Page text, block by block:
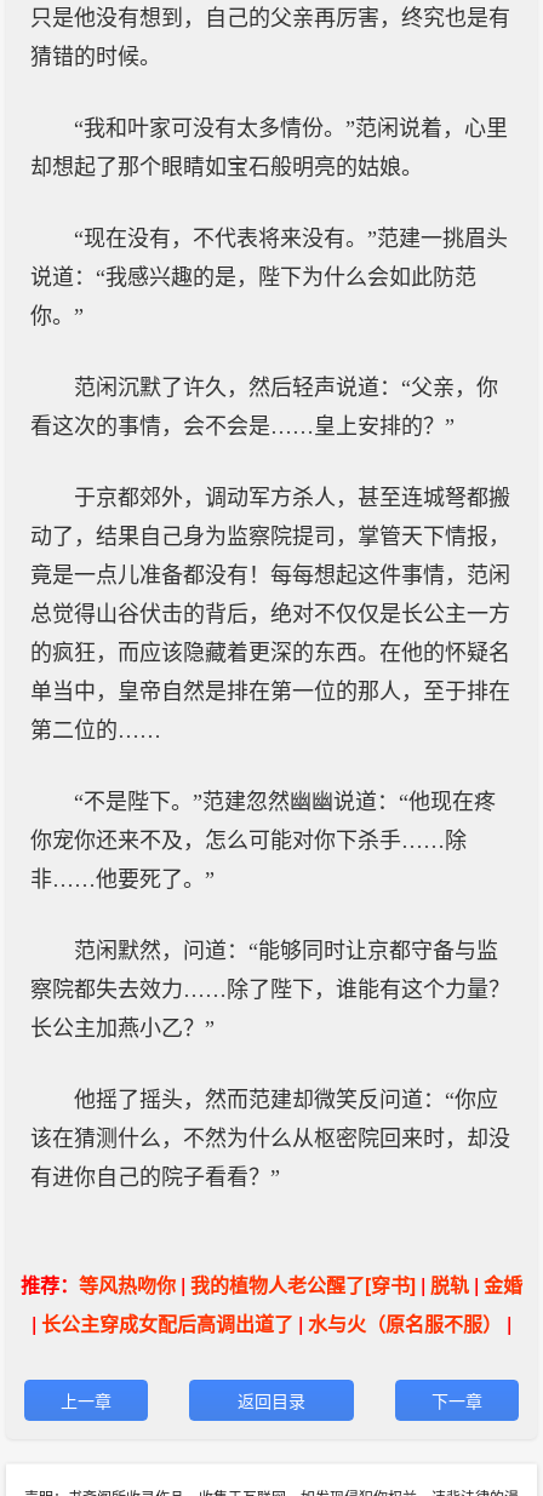
只是他没有想到，自己的父亲再厉害，终究也是有
猜错的时候。
“我和叶家可没有太多情份。”范闲说着，心里
却想起了那个眼睛如宝石般明亮的姑娘。
“现在没有，不代表将来没有。”范建一挑眉头
说道：“我感兴趣的是，陛下为什么会如此防范
你。”
范闲沉默了许久，然后轻声说道：“父亲，你
看这次的事情，会不会是……皇上安排的？”
于京都郊外，调动军方杀人，甚至连城弩都搬
动了，结果自己身为监察院提司，掌管天下情报，
竟是一点儿准备都没有！每每想起这件事情，范闲
总觉得山谷伏击的背后，绝对不仅仅是长公主一方
的疯狂，而应该隐藏着更深的东西。在他的怀疑名
单当中，皇帝自然是排在第一位的那人，至于排在
第二位的……
“不是陛下。”范建忽然幽幽说道：“他现在疼
你宠你还来不及，怎么可能对你下杀手……除
非……他要死了。”
范闲默然，问道：“能够同时让京都守备与监
察院都失去效力……除了陛下，谁能有这个力量？
长公主加燕小乙？”
他摇了摇头，然而范建却微笑反问道：“你应
该在猜测什么，不然为什么从枢密院回来时，却没
有进你自己的院子看看？”
推荐： 等风热吻你 | 我的植物人老公醒了[穿书] | 脱轨 | 金婚
| 长公主穿成女配后高调出道了 | 水与火（原名服不服） |
上一章 返回目录 下一章